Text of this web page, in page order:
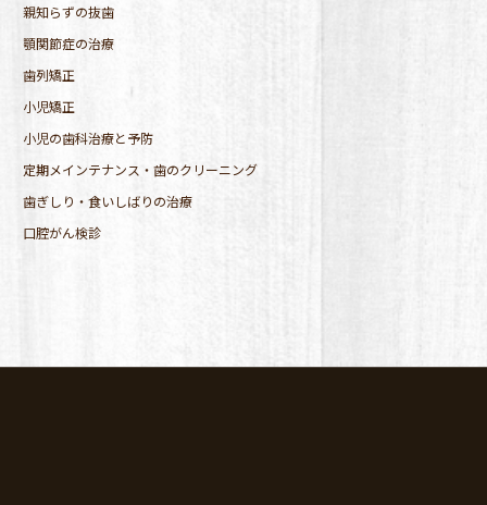
親知らずの抜歯
顎関節症の治療
歯列矯正
小児矯正
小児の歯科治療と予防
定期メインテナンス・歯のクリーニング
歯ぎしり・食いしばりの治療
口腔がん検診